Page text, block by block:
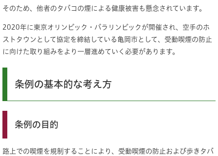
そのため、他者のタバコの煙による健康被害も懸念されています。
2020年に東京オリンピック・パラリンピックが開催され、空手のホ
ストタウンとして協定を締結している亀岡市として、受動喫煙の防止
に向けた取り組みをより一層進めていく必要があります。
条例の基本的な考え方
条例の目的
路上での喫煙を規制することにより、受動喫煙の防止および歩きタバ